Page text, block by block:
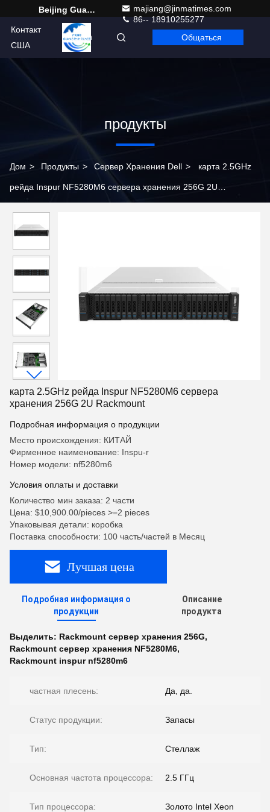
Beijing Guangtian Runze Technology Co., Ltd.
majiang@jinmatimes.com
86-- 18910255277
Контакт
США
Russian Общаться
продукты
Дом > Продукты > Сервер Хранения Dell > карта 2.5GHz
рейда Inspur NF5280M6 сервера хранения 256G 2U
карта 2.5GHz рейда Inspur NF5280M6 сервера
хранения 256G 2U Rackmount
Подробная информация о продукции
Место происхождения: КИТАЙ
Фирменное наименование: Inspu-r
Номер модели: nf5280m6
Условия оплаты и доставки
Количество мин заказа: 2 части
Цена: $10,900.00/pieces >=2 pieces
Упаковывая детали: коробка
Поставка способности: 100 часть/частей в Месяц
Лучшая цена
Подробная информация о
продукции
Описание
продукта
Выделить: Rackmount сервер хранения 256G,
Rackmount сервер хранения NF5280M6,
Rackmount inspur nf5280m6
частная плесень: Да, да.
Статус продукции: Запасы
Тип: Стеллаж
Основная частота процессора: 2.5 ГГц
Тип процессора: Золото Intel Xeon